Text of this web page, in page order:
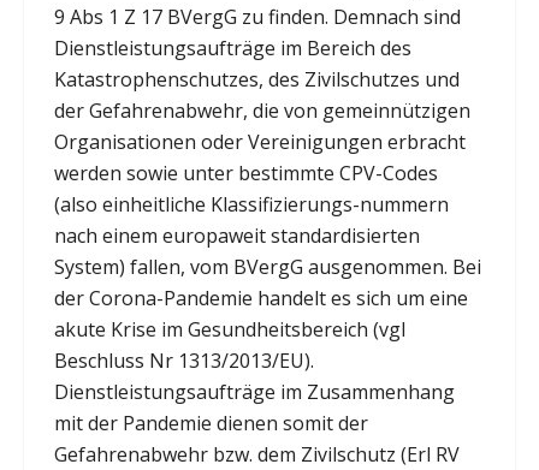
9 Abs 1 Z 17 BVergG zu finden. Demnach sind
Dienstleistungsaufträge im Bereich des
Katastrophenschutzes, des Zivilschutzes und
der Gefahrenabwehr, die von gemeinnützigen
Organisationen oder Vereinigungen erbracht
werden sowie unter bestimmte CPV-Codes
(also einheitliche Klassifizierungs-nummern
nach einem europaweit standardisierten
System) fallen, vom BVergG ausgenommen. Bei
der Corona-Pandemie handelt es sich um eine
akute Krise im Gesundheitsbereich (vgl
Beschluss Nr 1313/2013/EU).
Dienstleistungsaufträge im Zusammenhang
mit der Pandemie dienen somit der
Gefahrenabwehr bzw. dem Zivilschutz (Erl RV